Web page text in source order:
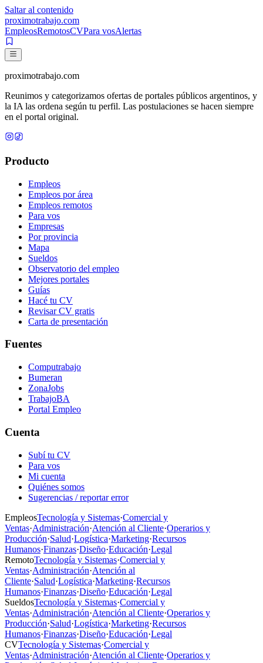
Saltar al contenido
proximotrabajo.com
EmpleosRemotosCVPara vosAlertas
proximotrabajo.com
Reunimos y categorizamos ofertas de portales públicos argentinos, y
la IA las ordena según tu perfil. Las postulaciones se hacen siempre
en el portal original.
Producto
Empleos
Empleos por área
Empleos remotos
Para vos
Empresas
Por provincia
Mapa
Sueldos
Observatorio del empleo
Mejores portales
Guías
Hacé tu CV
Revisar CV gratis
Carta de presentación
Fuentes
Computrabajo
Bumeran
ZonaJobs
TrabajoBA
Portal Empleo
Cuenta
Subí tu CV
Para vos
Mi cuenta
Quiénes somos
Sugerencias / reportar error
EmpleosTecnología y Sistemas·Comercial y
Ventas·Administración·Atención al Cliente·Operarios y
Producción·Salud·Logística·Marketing·Recursos
Humanos·Finanzas·Diseño·Educación·Legal
RemotoTecnología y Sistemas·Comercial y
Ventas·Administración·Atención al
Cliente·Salud·Logística·Marketing·Recursos
Humanos·Finanzas·Diseño·Educación·Legal
SueldosTecnología y Sistemas·Comercial y
Ventas·Administración·Atención al Cliente·Operarios y
Producción·Salud·Logística·Marketing·Recursos
Humanos·Finanzas·Diseño·Educación·Legal
CVTecnología y Sistemas·Comercial y
Ventas·Administración·Atención al Cliente·Operarios y